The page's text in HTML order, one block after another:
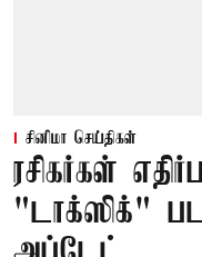
சினிமா செய்திகள்
ரசிகர்கள்
"டாக்ஸிக்"